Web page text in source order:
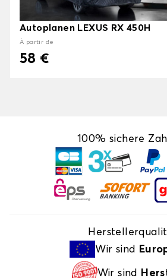
Autoplanen LEXUS RX 450H
À partir de
58 €
100% sichere
Wir sind
Wir sind